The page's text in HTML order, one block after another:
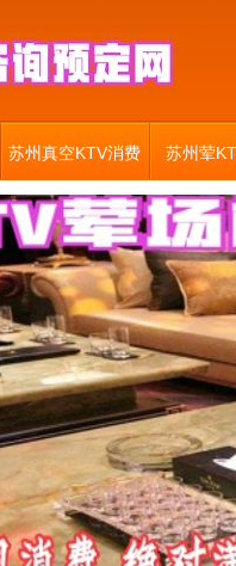
苏州真空KTV消费 苏州荤